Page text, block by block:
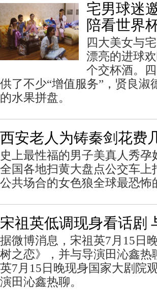
宅男球迷
陪看世界
四大美女与
漂亮的进球
个交杯酒。
供了不少“增值服务”，贤良
的水果拼盘。
西安老人为铸秦剑花费
史上最性福的男子美真人秀
全国各地扫黄大盘点公交车上
公共场合的女色狼全球最恐
宋祖英低调现身看话剧
据微博消息，宋祖英7月15日
树之恋》，并与导演田沁鑫
英7月15日晚现身国家大剧院
演田沁鑫热聊。